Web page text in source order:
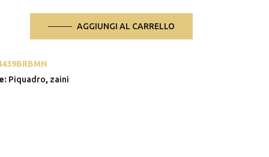
Pro
AGGIUNGI AL CARRELLO
Piquadro, zaini